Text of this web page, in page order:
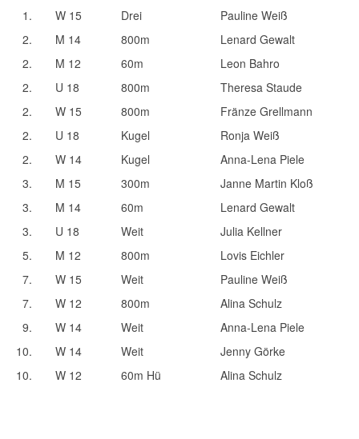
1.
W 15 Drei
Pauline Weiß
2.
M 14 800m
Lenard Gewalt
2.
M 12 60m
Leon Bahro
2.
U 18 800m
Theresa Staude
2.
W 15 800m
Fränze Grellmann
2.
U 18 Kugel
Ronja Weiß
2.
W 14 Kugel
Anna-Lena Piele
3.
M 15 300m
Janne Martin Kloß
3.
M 14 60m
Lenard Gewalt
3.
U 18 Weit
Julia Kellner
5.
M 12 800m
Lovis Eichler
7.
W 15 Weit
Pauline Weiß
7.
W 12 800m
Alina Schulz
9.
W 14 Weit
Anna-Lena Piele
10.
W 14 Weit
Jenny Görke
10.
W 12 60m Hü Alina Schulz